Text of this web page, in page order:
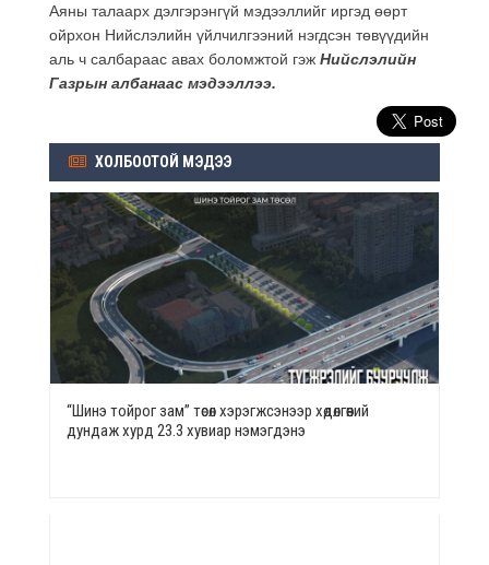
Аяны талаарх дэлгэрэнгүй мэдээллийг иргэд өөрт
ойрхон Нийслэлийн үйлчилгээний нэгдсэн төвүүдийн
аль ч салбараас авах боломжтой гэж Нийслэлийн
Газрын албанаас мэдээллээ.
ХОЛБООТОЙ МЭДЭЭ
“Шинэ тойрог зам” төсөл хэрэгжсэнээр хөдөлгөөний
дундаж хурд 23.3 хувиар нэмэгдэнэ